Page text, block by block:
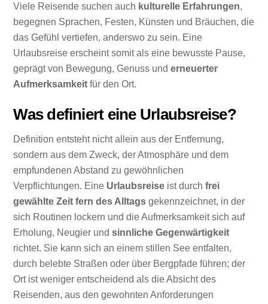
Viele Reisende suchen auch kulturelle Erfahrungen,
begegnen Sprachen, Festen, Künsten und Bräuchen, die
das Gefühl vertiefen, anderswo zu sein. Eine
Urlaubsreise erscheint somit als eine bewusste Pause,
geprägt von Bewegung, Genuss underneuerter
Aufmerksamkeit für den Ort.
Was definiert eine Urlaubsreise?
Definition entsteht nicht allein aus der Entfernung,
sondern aus dem Zweck, der Atmosphäre und dem
empfundenen Abstand zu gewöhnlichen
Verpflichtungen. Eine Urlaubsreise ist durchfrei
gewählte Zeit fern des Alltags gekennzeichnet, in der
sich Routinen lockern und die Aufmerksamkeit sich auf
Erholung, Neugier undsinnliche Gegenwärtigkeit
richtet. Sie kann sich an einem stillen See entfalten,
durch belebte Straßen oder über Bergpfade führen; der
Ort ist weniger entscheidend als die Absicht des
Reisenden, aus den gewohnten Anforderungen